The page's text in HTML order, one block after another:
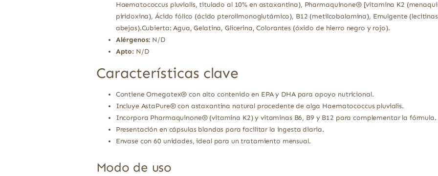
Haematococcus pluvialis, titulado al 10% en astaxantina), Pharmaquinone® [vitamina K2
piridoxina), Ácido fólico (ácido pteroilmonoglutámico), B12 (metilcobalamina), Emulgente
abejas).Cubierta: Agua, Gelatina, Glicerina, Colorantes (óxido de hierro negro y rojo).
Alérgenos: N/D
Apto: N/D
Características clave
Contiene Omegatex® con alto contenido en EPA y DHA para apoyo nutricional.
Incluye AstaPure® con astaxantina natural procedente de alga Haematococcus pluvialis.
Incorpora Pharmaquinone® (vitamina K2) y vitaminas B6, B9 y B12 para complementar la fórmula.
Presentación en cápsulas blandas para facilitar la ingesta diaria.
Envase con 60 unidades, ideal para un tratamiento mensual.
Modo de uso